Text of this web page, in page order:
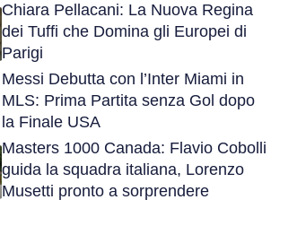
Chiara Pellacani: La Nuova Regina
dei Tuffi che Domina gli Europei di
Parigi
Messi Debutta con l’Inter Miami in
MLS: Prima Partita senza Gol dopo
la Finale USA
Masters 1000 Canada: Flavio Cobolli
guida la squadra italiana, Lorenzo
Musetti pronto a sorprendere